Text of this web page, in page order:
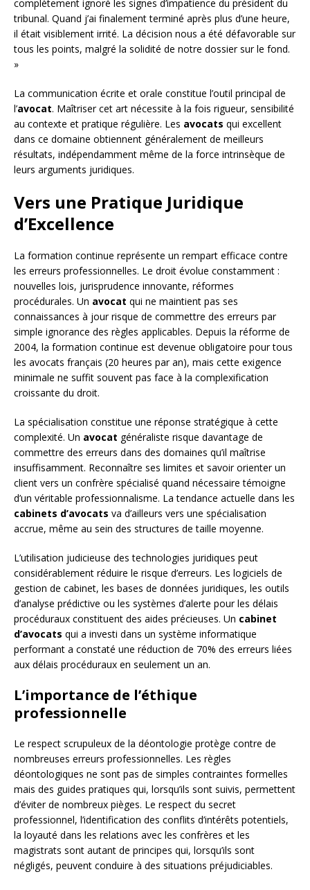
complètement ignoré les signes d’impatience du président du
tribunal. Quand j’ai finalement terminé après plus d’une heure,
il était visiblement irrité. La décision nous a été défavorable sur
tous les points, malgré la solidité de notre dossier sur le fond.
»
La communication écrite et orale constitue l’outil principal de
l’avocat. Maîtriser cet art nécessite à la fois rigueur, sensibilité
au contexte et pratique régulière. Les avocats qui excellent
dans ce domaine obtiennent généralement de meilleurs
résultats, indépendamment même de la force intrinsèque de
leurs arguments juridiques.
Vers une Pratique Juridique
d’Excellence
La formation continue représente un rempart efficace contre
les erreurs professionnelles. Le droit évolue constamment :
nouvelles lois, jurisprudence innovante, réformes
procédurales. Un avocat qui ne maintient pas ses
connaissances à jour risque de commettre des erreurs par
simple ignorance des règles applicables. Depuis la réforme de
2004, la formation continue est devenue obligatoire pour tous
les avocats français (20 heures par an), mais cette exigence
minimale ne suffit souvent pas face à la complexification
croissante du droit.
La spécialisation constitue une réponse stratégique à cette
complexité. Un avocat généraliste risque davantage de
commettre des erreurs dans des domaines qu’il maîtrise
insuffisamment. Reconnaître ses limites et savoir orienter un
client vers un confrère spécialisé quand nécessaire témoigne
d’un véritable professionnalisme. La tendance actuelle dans les
cabinets d’avocats va d’ailleurs vers une spécialisation
accrue, même au sein des structures de taille moyenne.
L’utilisation judicieuse des technologies juridiques peut
considérablement réduire le risque d’erreurs. Les logiciels de
gestion de cabinet, les bases de données juridiques, les outils
d’analyse prédictive ou les systèmes d’alerte pour les délais
procéduraux constituent des aides précieuses. Un cabinet
d’avocats qui a investi dans un système informatique
performant a constaté une réduction de 70% des erreurs liées
aux délais procéduraux en seulement un an.
L’importance de l’éthique
professionnelle
Le respect scrupuleux de la déontologie protège contre de
nombreuses erreurs professionnelles. Les règles
déontologiques ne sont pas de simples contraintes formelles
mais des guides pratiques qui, lorsqu’ils sont suivis, permettent
d’éviter de nombreux pièges. Le respect du secret
professionnel, l’identification des conflits d’intérêts potentiels,
la loyauté dans les relations avec les confrères et les
magistrats sont autant de principes qui, lorsqu’ils sont
négligés, peuvent conduire à des situations préjudiciables.